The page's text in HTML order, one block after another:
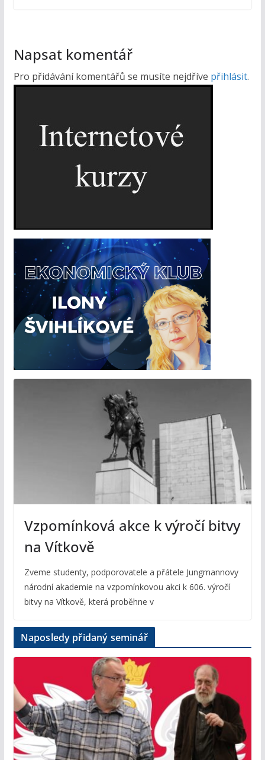
Napsat komentář
Pro přidávání komentářů se musíte nejdříve přihlásit.
Vzpomínková akce k výročí bitvy
na Vítkově
Zveme studenty, podporovatele a přátele Jungmannovy
národní akademie na vzpomínkovou akci k 606. výročí
bitvy na Vítkově, která proběhne v
Naposledy přidaný seminář